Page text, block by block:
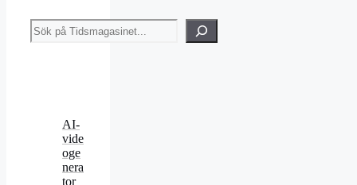
Sök
AI-
vide
oge
nera
tor